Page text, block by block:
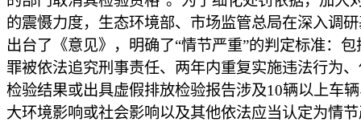
的震慑力度，生态环境部、市场监管总局在深入调
出台了《意见》，明确了“情节严重”的判定标准：
罪被依法追究刑事责任、两年内重复实施违法行为
检验结果或出具虚假排放检验报告涉及10辆以上车
大环境影响或社会影响以及其他依法应当认定为情